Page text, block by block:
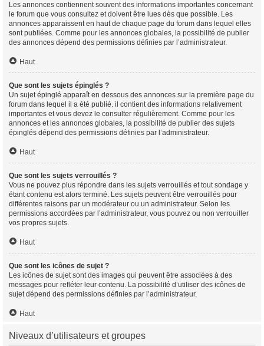
Les annonces contiennent souvent des informations importantes concernant
le forum que vous consultez et doivent être lues dès que possible. Les
annonces apparaissent en haut de chaque page du forum dans lequel elles
sont publiées. Comme pour les annonces globales, la possibilité de publier
des annonces dépend des permissions définies par l’administrateur.
Haut
Que sont les sujets épinglés ?
Un sujet épinglé apparaît en dessous des annonces sur la première page du
forum dans lequel il a été publié. il contient des informations relativement
importantes et vous devez le consulter régulièrement. Comme pour les
annonces et les annonces globales, la possibilité de publier des sujets
épinglés dépend des permissions définies par l’administrateur.
Haut
Que sont les sujets verrouillés ?
Vous ne pouvez plus répondre dans les sujets verrouillés et tout sondage y
étant contenu est alors terminé. Les sujets peuvent être verrouillés pour
différentes raisons par un modérateur ou un administrateur. Selon les
permissions accordées par l’administrateur, vous pouvez ou non verrouiller
vos propres sujets.
Haut
Que sont les icônes de sujet ?
Les icônes de sujet sont des images qui peuvent être associées à des
messages pour refléter leur contenu. La possibilité d’utiliser des icônes de
sujet dépend des permissions définies par l’administrateur.
Haut
Niveaux d’utilisateurs et groupes